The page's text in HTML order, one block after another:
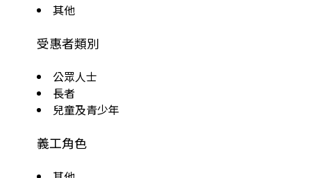
其他
受惠者類別
公眾人士
長者
兒童及青少年
義工角色